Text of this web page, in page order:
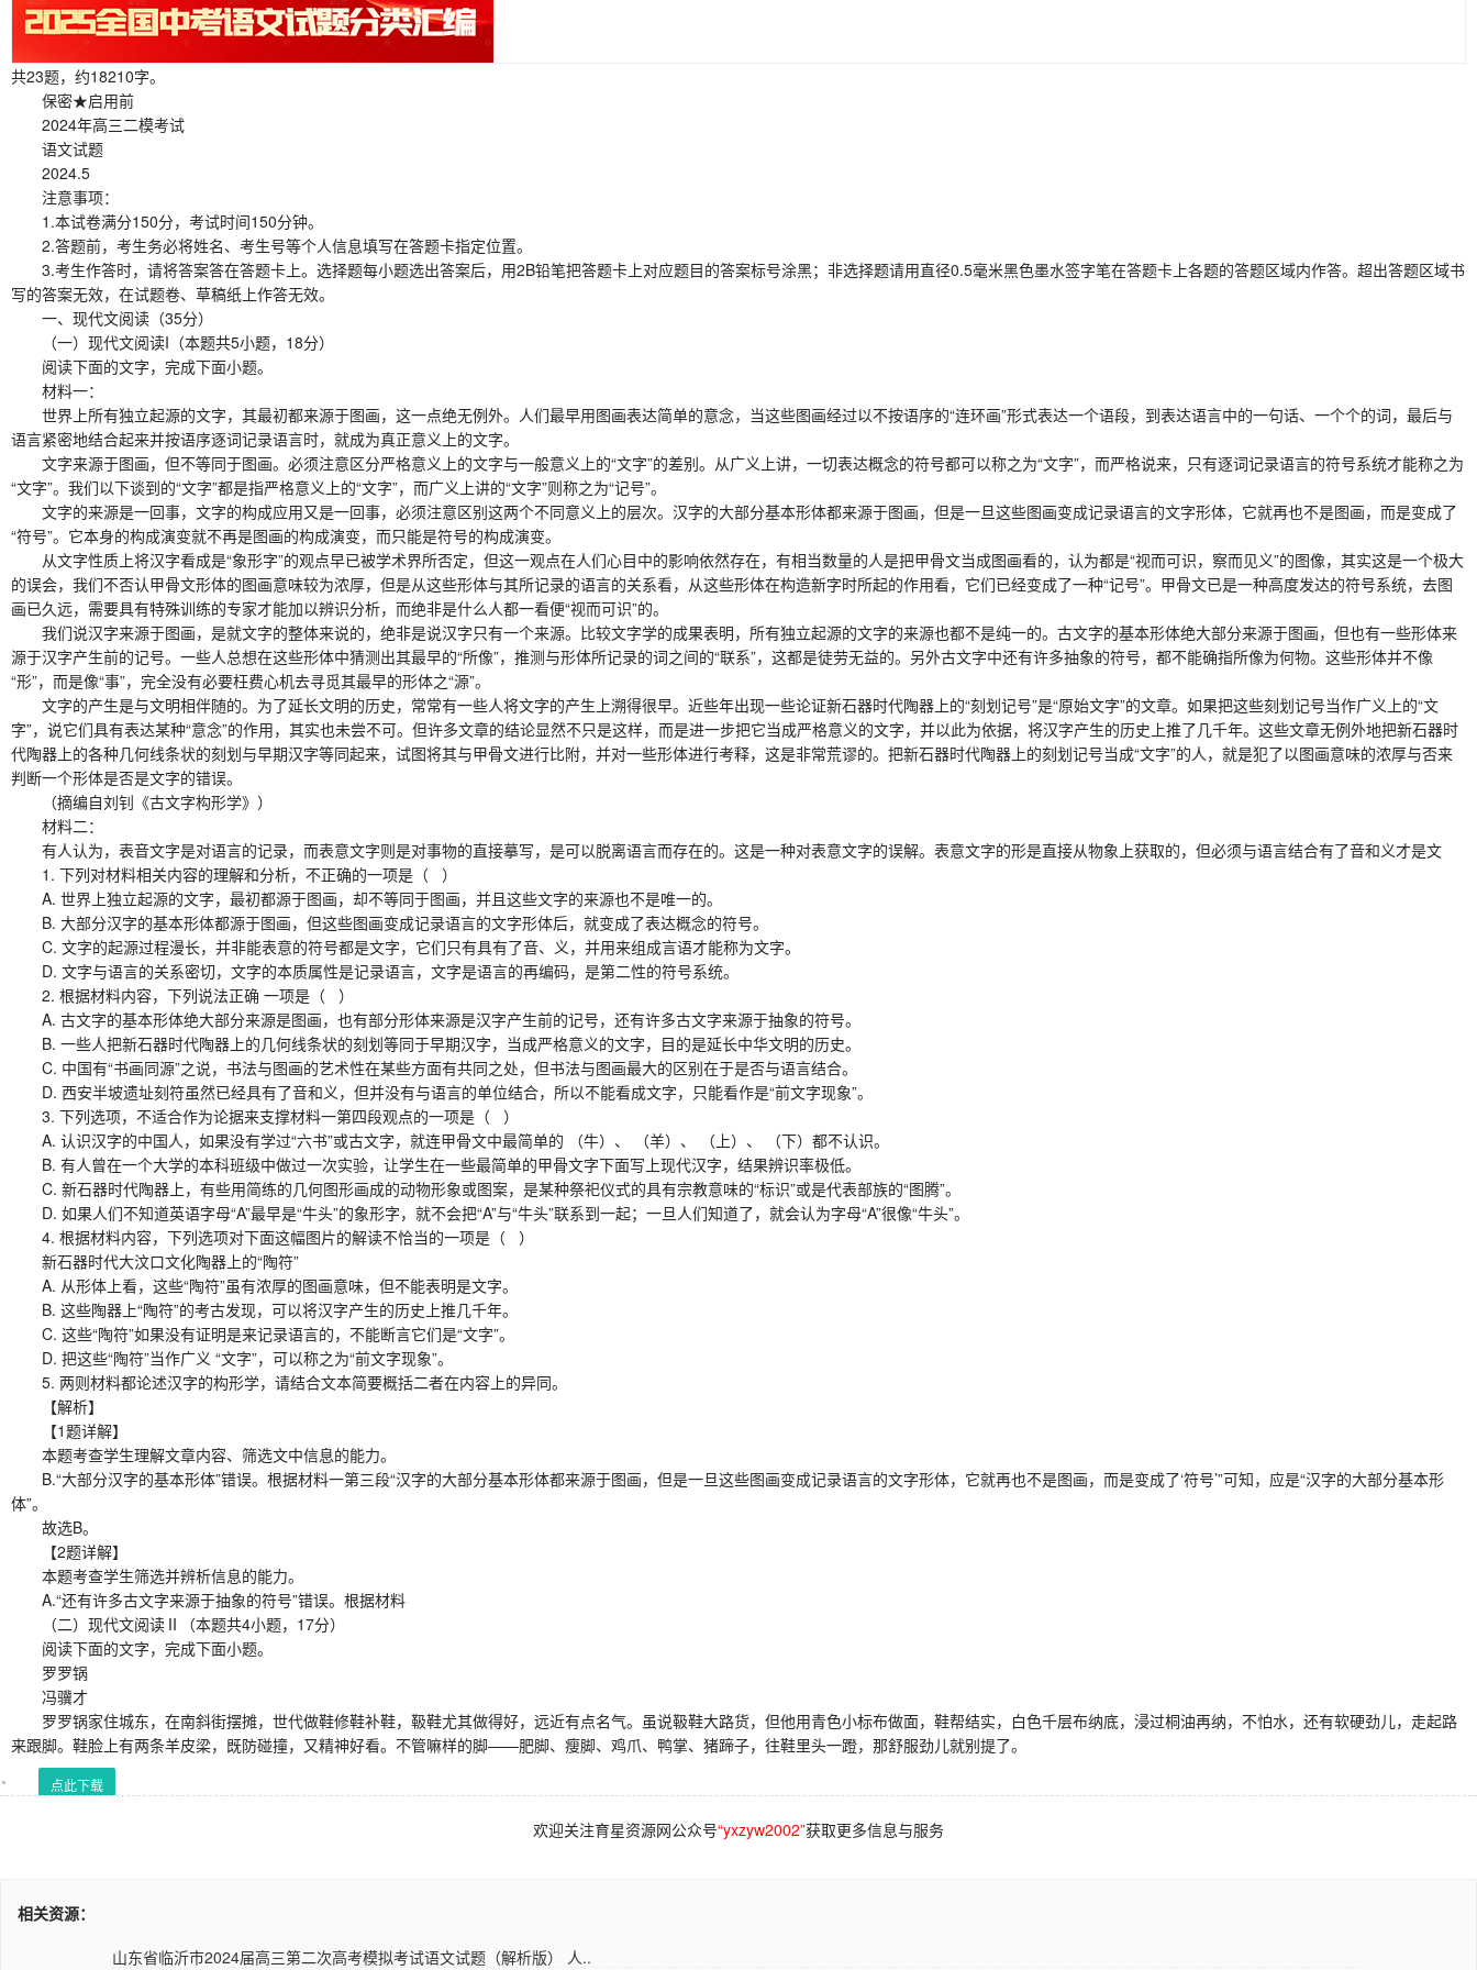
共23题，约18210字。
保密★启用前
2024年高三二模考试
语文试题
2024.5
注意事项：
1.本试卷满分150分，考试时间150分钟。
2.答题前，考生务必将姓名、考生号等个人信息填写在答题卡指定位置。
3.考生作答时，请将答案答在答题卡上。选择题每小题选出答案后，用2B铅笔把答题卡上对应题目的答案标号涂黑；非选择题请用直径0.5毫米黑色墨水签字笔在答题卡上各题的答题区域内作答。超出答题区域书
写的答案无效，在试题卷、草稿纸上作答无效。
一、现代文阅读（35分）
（一）现代文阅读I（本题共5小题，18分）
阅读下面的文字，完成下面小题。
材料一：
世界上所有独立起源的文字，其最初都来源于图画，这一点绝无例外。人们最早用图画表达简单的意念，当这些图画经过以不按语序的“连环画”形式表达一个语段，到表达语言中的一句话、一个个的词，最后与
语言紧密地结合起来并按语序逐词记录语言时，就成为真正意义上的文字。
文字来源于图画，但不等同于图画。必须注意区分严格意义上的文字与一般意义上的“文字”的差别。从广义上讲，一切表达概念的符号都可以称之为“文字”，而严格说来，只有逐词记录语言的符号系统才能称之为
“文字”。我们以下谈到的“文字”都是指严格意义上的“文字”，而广义上讲的“文字”则称之为“记号”。
文字的来源是一回事，文字的构成应用又是一回事，必须注意区别这两个不同意义上的层次。汉字的大部分基本形体都来源于图画，但是一旦这些图画变成记录语言的文字形体，它就再也不是图画，而是变成了
“符号”。它本身的构成演变就不再是图画的构成演变，而只能是符号的构成演变。
从文字性质上将汉字看成是“象形字”的观点早已被学术界所否定，但这一观点在人们心目中的影响依然存在，有相当数量的人是把甲骨文当成图画看的，认为都是“视而可识，察而见义”的图像，其实这是一个极大
的误会，我们不否认甲骨文形体的图画意味较为浓厚，但是从这些形体与其所记录的语言的关系看，从这些形体在构造新字时所起的作用看，它们已经变成了一种“记号”。甲骨文已是一种高度发达的符号系统，去图
画已久远，需要具有特殊训练的专家才能加以辨识分析，而绝非是什么人都一看便“视而可识”的。
我们说汉字来源于图画，是就文字的整体来说的，绝非是说汉字只有一个来源。比较文字学的成果表明，所有独立起源的文字的来源也都不是纯一的。古文字的基本形体绝大部分来源于图画，但也有一些形体来
源于汉字产生前的记号。一些人总想在这些形体中猜测出其最早的“所像”，推测与形体所记录的词之间的“联系”，这都是徒劳无益的。另外古文字中还有许多抽象的符号，都不能确指所像为何物。这些形体并不像
“形”，而是像“事”，完全没有必要枉费心机去寻觅其最早的形体之“源”。
文字的产生是与文明相伴随的。为了延长文明的历史，常常有一些人将文字的产生上溯得很早。近些年出现一些论证新石器时代陶器上的“刻划记号”是“原始文字”的文章。如果把这些刻划记号当作广义上的“文
字”，说它们具有表达某种“意念”的作用，其实也未尝不可。但许多文章的结论显然不只是这样，而是进一步把它当成严格意义的文字，并以此为依据，将汉字产生的历史上推了几千年。这些文章无例外地把新石器时
代陶器上的各种几何线条状的刻划与早期汉字等同起来，试图将其与甲骨文进行比附，并对一些形体进行考释，这是非常荒谬的。把新石器时代陶器上的刻划记号当成“文字”的人，就是犯了以图画意味的浓厚与否来
判断一个形体是否是文字的错误。
（摘编自刘钊《古文字构形学》）
材料二：
有人认为，表音文字是对语言的记录，而表意文字则是对事物的直接摹写，是可以脱离语言而存在的。这是一种对表意文字的误解。表意文字的形是直接从物象上获取的，但必须与语言结合有了音和义才是文
1. 下列对材料相关内容的理解和分析，不正确的一项是（ ）
A. 世界上独立起源的文字，最初都源于图画，却不等同于图画，并且这些文字的来源也不是唯一的。
B. 大部分汉字的基本形体都源于图画，但这些图画变成记录语言的文字形体后，就变成了表达概念的符号。
C. 文字的起源过程漫长，并非能表意的符号都是文字，它们只有具有了音、义，并用来组成言语才能称为文字。
D. 文字与语言的关系密切，文字的本质属性是记录语言，文字是语言的再编码，是第二性的符号系统。
2. 根据材料内容，下列说法正确 一项是（ ）
A. 古文字的基本形体绝大部分来源是图画，也有部分形体来源是汉字产生前的记号，还有许多古文字来源于抽象的符号。
B. 一些人把新石器时代陶器上的几何线条状的刻划等同于早期汉字，当成严格意义的文字，目的是延长中华文明的历史。
C. 中国有“书画同源”之说，书法与图画的艺术性在某些方面有共同之处，但书法与图画最大的区别在于是否与语言结合。
D. 西安半坡遗址刻符虽然已经具有了音和义，但并没有与语言的单位结合，所以不能看成文字，只能看作是“前文字现象”。
3. 下列选项，不适合作为论据来支撑材料一第四段观点的一项是（ ）
A. 认识汉字的中国人，如果没有学过“六书”或古文字，就连甲骨文中最简单的 （牛）、 （羊）、 （上）、 （下）都不认识。
B. 有人曾在一个大学的本科班级中做过一次实验，让学生在一些最简单的甲骨文字下面写上现代汉字，结果辨识率极低。
C. 新石器时代陶器上，有些用简练的几何图形画成的动物形象或图案，是某种祭祀仪式的具有宗教意味的“标识”或是代表部族的“图腾”。
D. 如果人们不知道英语字母“A”最早是“牛头”的象形字，就不会把“A”与“牛头”联系到一起；一旦人们知道了，就会认为字母“A”很像“牛头”。
4. 根据材料内容，下列选项对下面这幅图片的解读不恰当的一项是（ ）
新石器时代大汶口文化陶器上的“陶符”
A. 从形体上看，这些“陶符”虽有浓厚的图画意味，但不能表明是文字。
B. 这些陶器上“陶符”的考古发现，可以将汉字产生的历史上推几千年。
C. 这些“陶符”如果没有证明是来记录语言的，不能断言它们是“文字”。
D. 把这些“陶符”当作广义 “文字”，可以称之为“前文字现象”。
5. 两则材料都论述汉字的构形学，请结合文本简要概括二者在内容上的异同。
【解析】
【1题详解】
本题考查学生理解文章内容、筛选文中信息的能力。
B.“大部分汉字的基本形体”错误。根据材料一第三段“汉字的大部分基本形体都来源于图画，但是一旦这些图画变成记录语言的文字形体，它就再也不是图画，而是变成了‘符号’”可知，应是“汉字的大部分基本形
体”。
故选B。
【2题详解】
本题考查学生筛选并辨析信息的能力。
A.“还有许多古文字来源于抽象的符号”错误。根据材料
（二）现代文阅读Ⅱ（本题共4小题，17分）
阅读下面的文字，完成下面小题。
罗罗锅
冯骥才
罗罗锅家住城东，在南斜街摆摊，世代做鞋修鞋补鞋，靸鞋尤其做得好，远近有点名气。虽说靸鞋大路货，但他用青色小标布做面，鞋帮结实，白色千层布纳底，浸过桐油再纳，不怕水，还有软硬劲儿，走起路
来跟脚。鞋脸上有两条羊皮梁，既防碰撞，又精神好看。不管嘛样的脚——肥脚、瘦脚、鸡爪、鸭掌、猪蹄子，往鞋里头一蹬，那舒服劲儿就别提了。
点此下载
欢迎关注育星资源网公众号“yxzyw2002”获取更多信息与服务
相关资源：
山东省临沂市2024届高三第二次高考模拟考试语文试题（解析版） 人..